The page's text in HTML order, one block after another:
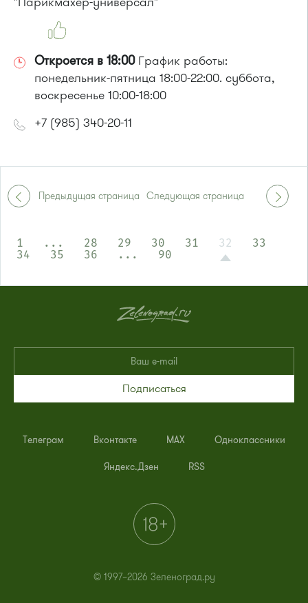
Откроется в 18:00График работы:
понедельник-пятница 18:00-22:00. суббота,
воскресенье 10:00-18:00
+7 (985) 340-20-11
Предыдущая страница Следующая страница
1 ... 28 29 30 31 32
33
34
35 36 ... 90
Подписаться
Телеграм Вконтакте MAX Одноклассники
Яндекс.Дзен RSS
© 1997–2026 Зеленоград.ру